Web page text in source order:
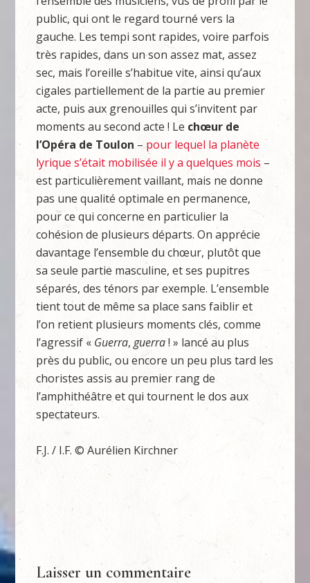
public, qui ont le regard tourné vers la
gauche. Les tempi sont rapides, voire parfois
très rapides, dans un son assez mat, assez
sec, mais l’oreille s’habitue vite, ainsi qu’aux
cigales partiellement de la partie au premier
acte, puis aux grenouilles qui s’invitent par
moments au second acte ! Le chœur de
l’Opéra de Toulon –pour lequel la planète
lyrique s’était mobilisée il y a quelques mois –
est particulièrement vaillant, mais ne donne
pas une qualité optimale en permanence,
pour ce qui concerne en particulier la
cohésion de plusieurs départs. On apprécie
davantage l’ensemble du chœur, plutôt que
sa seule partie masculine, et ses pupitres
séparés, des ténors par exemple. L’ensemble
tient tout de même sa place sans faiblir et
l’on retient plusieurs moments clés, comme
l’agressif « Guerra,guerra! » lancé au plus
près du public, ou encore un peu plus tard les
choristes assis au premier rang de
l’amphithéâtre et qui tournent le dos aux
spectateurs.
F.J. / I.F. © Aurélien Kirchner
Laisser un commentaire